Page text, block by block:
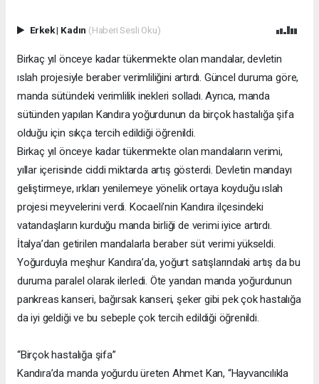
Erkek| Kadın (Haberi Sesli Oku)
Birkaç yıl önceye kadar tükenmekte olan mandalar, devletin
ıslah projesiyle beraber verimliliğini artırdı. Güncel duruma göre,
manda sütündeki verimlilik inekleri solladı. Ayrıca, manda
sütünden yapılan Kandıra yoğurdunun da birçok hastalığa şifa
olduğu için sıkça tercih edildiği öğrenildi.
Birkaç yıl önceye kadar tükenmekte olan mandaların verimi,
yıllar içerisinde ciddi miktarda artış gösterdi. Devletin mandayı
geliştirmeye, ırkları yenilemeye yönelik ortaya koyduğu ıslah
projesi meyvelerini verdi. Kocaeli’nin Kandıra ilçesindeki
vatandaşların kurduğu manda birliği de verimi iyice artırdı.
İtalya’dan getirilen mandalarla beraber süt verimi yükseldi.
Yoğurduyla meşhur Kandıra’da, yoğurt satışlarındaki artış da bu
duruma paralel olarak ilerledi. Öte yandan manda yoğurdunun
pankreas kanseri, bağırsak kanseri, şeker gibi pek çok hastalığa
da iyi geldiği ve bu sebeple çok tercih edildiği öğrenildi.
“Birçok hastalığa şifa”
Kandıra’da manda yoğurdu üreten Ahmet Kan, “Hayvancılıkla